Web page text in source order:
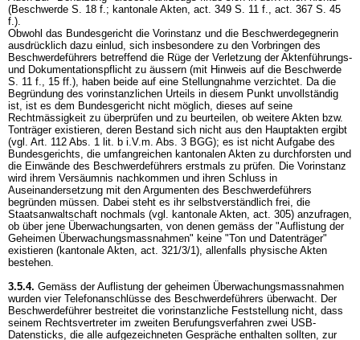
(Beschwerde S. 18 f.; kantonale Akten, act. 349 S. 11 f., act. 367 S. 45
f.).
Obwohl das Bundesgericht die Vorinstanz und die Beschwerdegegnerin
ausdrücklich dazu einlud, sich insbesondere zu den Vorbringen des
Beschwerdeführers betreffend die Rüge der Verletzung der Aktenführungs-
und Dokumentationspflicht zu äussern (mit Hinweis auf die Beschwerde
S. 11 f., 15 ff.), haben beide auf eine Stellungnahme verzichtet. Da die
Begründung des vorinstanzlichen Urteils in diesem Punkt unvollständig
ist, ist es dem Bundesgericht nicht möglich, dieses auf seine
Rechtmässigkeit zu überprüfen und zu beurteilen, ob weitere Akten bzw.
Tonträger existieren, deren Bestand sich nicht aus den Hauptakten ergibt
(vgl. Art. 112 Abs. 1 lit. b i.V.m. Abs. 3 BGG); es ist nicht Aufgabe des
Bundesgerichts, die umfangreichen kantonalen Akten zu durchforsten und
die Einwände des Beschwerdeführers erstmals zu prüfen. Die Vorinstanz
wird ihrem Versäumnis nachkommen und ihren Schluss in
Auseinandersetzung mit den Argumenten des Beschwerdeführers
begründen müssen. Dabei steht es ihr selbstverständlich frei, die
Staatsanwaltschaft nochmals (vgl. kantonale Akten, act. 305) anzufragen,
ob über jene Überwachungsarten, von denen gemäss der "Auflistung der
Geheimen Überwachungsmassnahmen" keine "Ton und Datenträger"
existieren (kantonale Akten, act. 321/3/1), allenfalls physische Akten
bestehen.
3.5.4. Gemäss der Auflistung der geheimen Überwachungsmassnahmen
wurden vier Telefonanschlüsse des Beschwerdeführers überwacht. Der
Beschwerdeführer bestreitet die vorinstanzliche Feststellung nicht, dass
seinem Rechtsvertreter im zweiten Berufungsverfahren zwei USB-
Datensticks, die alle aufgezeichneten Gespräche enthalten sollten, zur